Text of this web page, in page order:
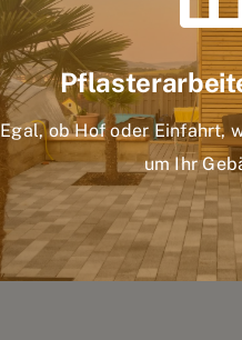
Egal, ob Hof oder Einfahrt,
um Ihr